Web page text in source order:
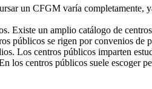
un CFGM varía completamente,
Existe un amplio catálogo de
públicos se rigen por convenios de
Los centros públicos imparten
los centros públicos suele escoger